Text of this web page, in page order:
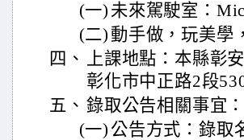
(一) 未來駕駛室：
(二)動手做，玩美學
四、
上課地點：本縣彰
彰化市中正路2段
五、 錄取公告相關事宜：
(一) 公告方式：錄取